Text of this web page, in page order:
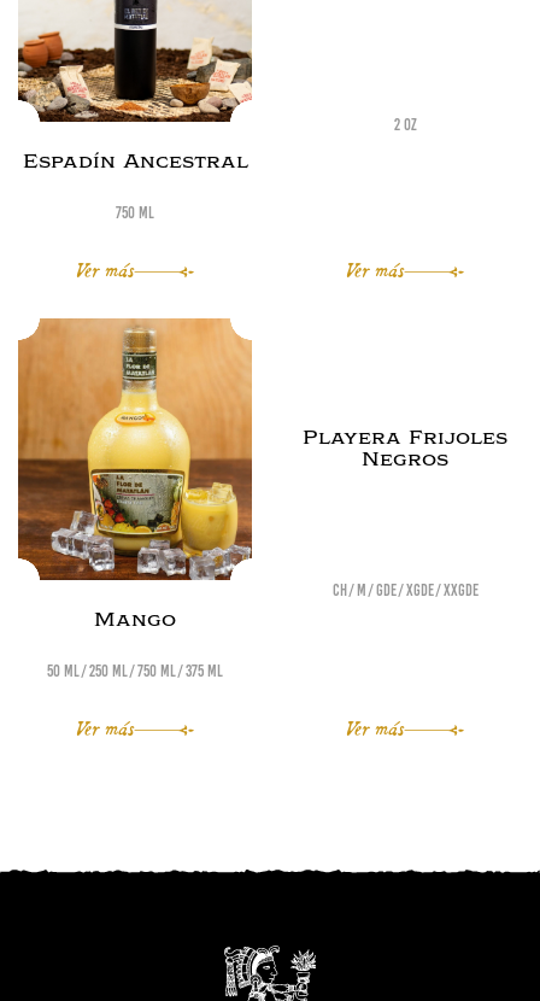
Espadín Ancestral
750 ml
Ver más
2 oz
Ver más
Mango
50 ml 250 ml 750 ml 375 ml
Ver más
Playera Frijoles
Negros
Ch M Gde XGde XXGde
Ver más